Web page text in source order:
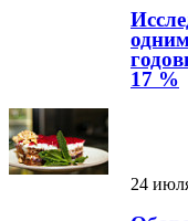
17 %
24